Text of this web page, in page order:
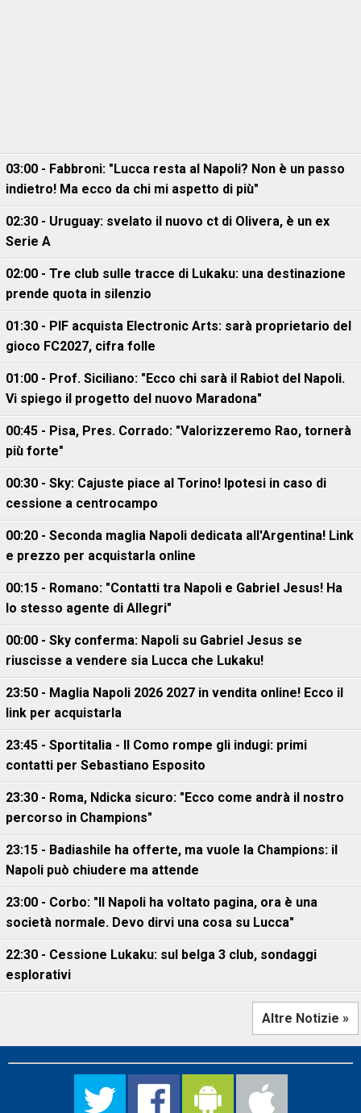
03:00 - Fabbroni: "Lucca resta al Napoli? Non è un passo
indietro! Ma ecco da chi mi aspetto di più"
02:30 - Uruguay: svelato il nuovo ct di Olivera, è un ex
Serie A
02:00 - Tre club sulle tracce di Lukaku: una destinazione
prende quota in silenzio
01:30 - PIF acquista Electronic Arts: sarà proprietario del
gioco FC2027, cifra folle
01:00 - Prof. Siciliano: "Ecco chi sarà il Rabiot del Napoli.
Vi spiego il progetto del nuovo Maradona"
00:45 - Pisa, Pres. Corrado: "Valorizzeremo Rao, tornerà
più forte"
00:30 - Sky: Cajuste piace al Torino! Ipotesi in caso di
cessione a centrocampo
00:20 - Seconda maglia Napoli dedicata all'Argentina! Link
e prezzo per acquistarla online
00:15 - Romano: "Contatti tra Napoli e Gabriel Jesus! Ha
lo stesso agente di Allegri"
00:00 - Sky conferma: Napoli su Gabriel Jesus se
riuscisse a vendere sia Lucca che Lukaku!
23:50 - Maglia Napoli 2026 2027 in vendita online! Ecco il
link per acquistarla
23:45 - Sportitalia - Il Como rompe gli indugi: primi
contatti per Sebastiano Esposito
23:30 - Roma, Ndicka sicuro: "Ecco come andrà il nostro
percorso in Champions"
23:15 - Badiashile ha offerte, ma vuole la Champions: il
Napoli può chiudere ma attende
23:00 - Corbo: "Il Napoli ha voltato pagina, ora è una
società normale. Devo dirvi una cosa su Lucca"
22:30 - Cessione Lukaku: sul belga 3 club, sondaggi
esplorativi
Altre Notizie »